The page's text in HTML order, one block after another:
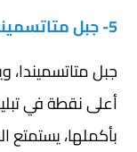
5- جبل متاتسميندا
جبل
أعلى نقطة في
بأكملها، يستمتع